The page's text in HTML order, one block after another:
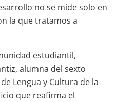
no se mide solo en
la que tratamos a
estudiantil,
alumna del sexto
Lengua y Cultura de la
que reafirma el